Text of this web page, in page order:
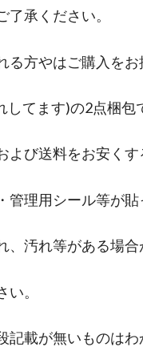
承ください。
方やはご購入をお
てます)の2点梱包
び送料をお安くす
理用シール等が貼
汚れ等がある場合
。
載が無いものは